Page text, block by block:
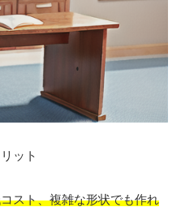
ット
スト、複雑な形状でも作れ